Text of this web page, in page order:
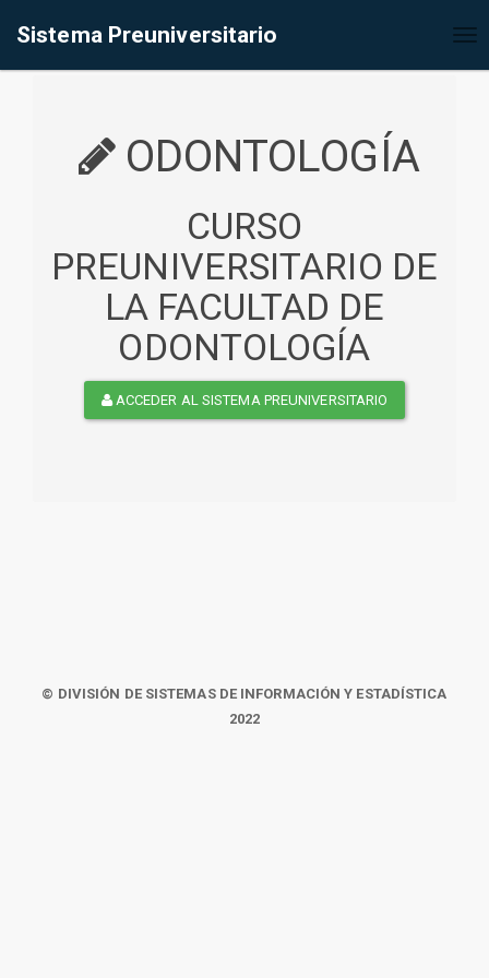
Sistema Preuniversitario
ODONTOLOGÍA
CURSO
PREUNIVERSITARIO DE
LA FACULTAD DE
ODONTOLOGÍA
ACCEDER AL SISTEMA PREUNIVERSITARIO
© DIVISIÓN DE SISTEMAS DE INFORMACIÓN Y ESTADÍSTICA
2022